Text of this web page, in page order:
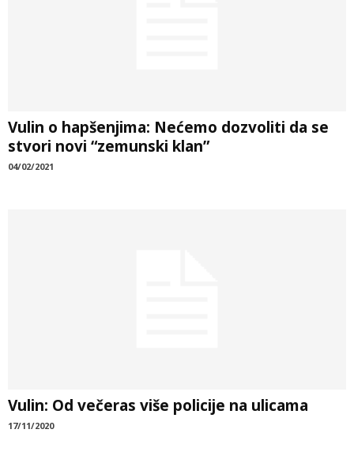
Vulin o hapšenjima: Nećemo dozvoliti da se
stvori novi “zemunski klan”
04/02/2021
Vulin: Od večeras više policije na ulicama
17/11/2020